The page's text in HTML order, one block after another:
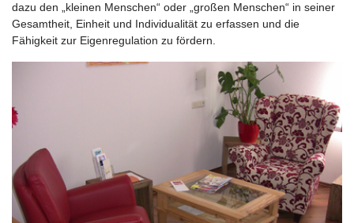
dazu den „kleinen Menschen“ oder „großen Menschen“ in seiner
Gesamtheit, Einheit und Individualität zu erfassen und die
Fähigkeit zur Eigenregulation zu fördern.